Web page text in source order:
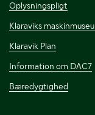
Oplysningspligt
Klaraviks
Klaravik Plan
Information om DAC7
Bæredygtighed